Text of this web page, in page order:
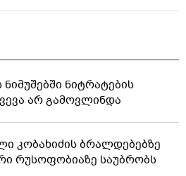
ნიტრატების
არ გამოვლინდა
კობახიძის ბრალდებებზე
რუსოფობიაზე საუბრობს